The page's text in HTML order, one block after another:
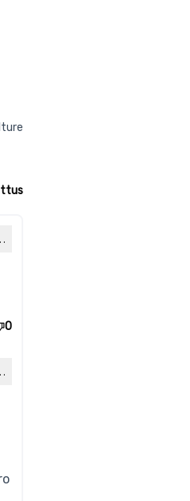
les résultats de la catégorie : Culture
0